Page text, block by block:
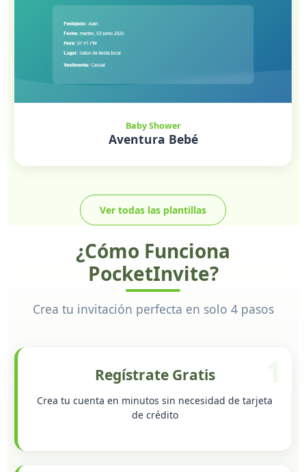
Baby Shower
Aventura Bebé
Ver todas las plantillas
¿Cómo Funciona
PocketInvite?
Crea tu invitación perfecta en solo 4 pasos
Regístrate Gratis
Crea tu cuenta en minutos sin necesidad de tarjeta
de crédito